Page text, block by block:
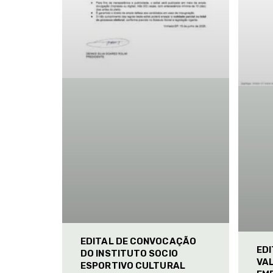
EDITAL DE CONVOCAÇÃO
DO INSTITUTO SOCIO
ESPORTIVO CULTURAL